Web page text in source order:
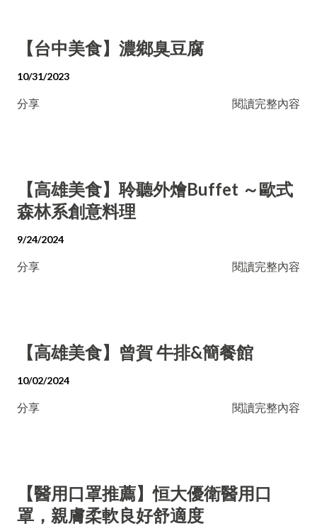
【台中美食】濃鄉臭豆腐
10/31/2023
分享 閱讀完整內容
【高雄美食】聆聽外燴Buffet ～歐式
森林系創意料理
9/24/2024
分享 閱讀完整內容
【高雄美食】曾賀 牛排&簡餐館
10/02/2024
分享 閱讀完整內容
【醫用口罩推薦】恒大優衛醫用口
罩，親膚柔軟良好舒適度